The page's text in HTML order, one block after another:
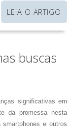
LEIA O ARTIGO
buscas
significativas em
da promessa nesta
e outros